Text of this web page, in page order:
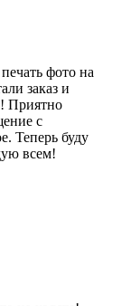
фото на
заказ и
Приятно
с
Теперь буду
всем!